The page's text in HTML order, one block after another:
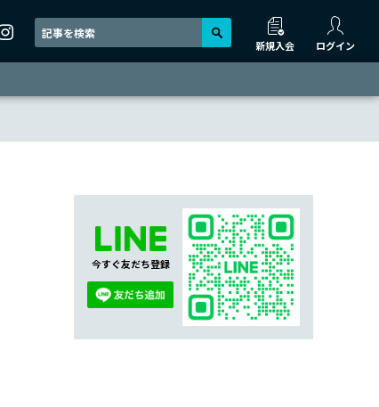
新規入会 ログイン
今すぐ友だち登録